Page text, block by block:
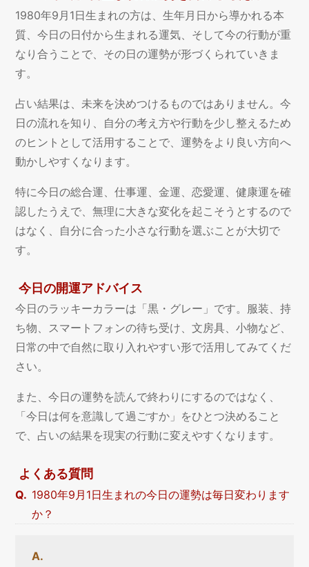
1980年9月1日生まれの方は、生年月日から導かれる本
質、今日の日付から生まれる運気、そして今の行動が重
なり合うことで、その日の運勢が形づくられていきま
す。
占い結果は、未来を決めつけるものではありません。今
日の流れを知り、自分の考え方や行動を少し整えるため
のヒントとして活用することで、運勢をより良い方向へ
動かしやすくなります。
特に今日の総合運、仕事運、金運、恋愛運、健康運を確
認したうえで、無理に大きな変化を起こそうとするので
はなく、自分に合った小さな行動を選ぶことが大切で
す。
今日の開運アドバイス
今日のラッキーカラーは「黒・グレー」です。服装、持
ち物、スマートフォンの待ち受け、文房具、小物など、
日常の中で自然に取り入れやすい形で活用してみてくだ
さい。
また、今日の運勢を読んで終わりにするのではなく、
「今日は何を意識して過ごすか」をひとつ決めること
で、占いの結果を現実の行動に変えやすくなります。
よくある質問
1980年9月1日生まれの今日の運勢は毎日変わります
か？